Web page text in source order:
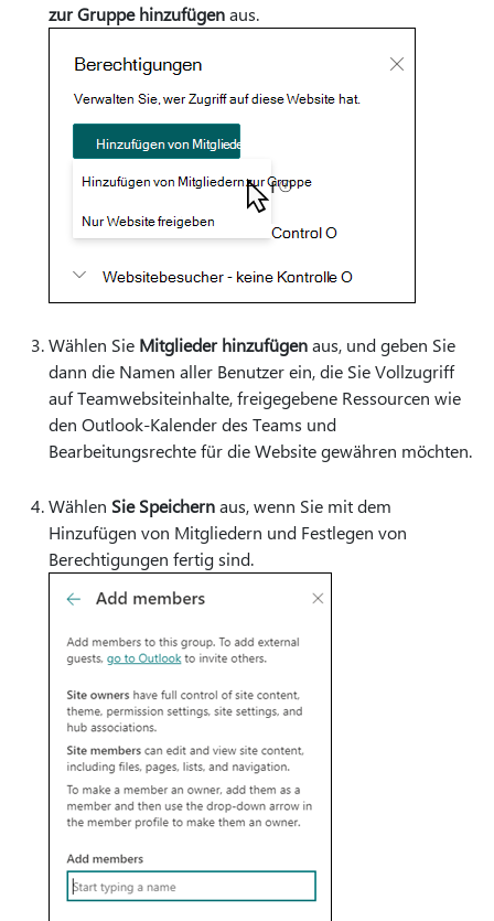
zur Gruppe hinzufügenaus.
Wählen Sie Mitglieder hinzufügenaus, und geben Sie
dann die Namen aller Benutzer ein, die Sie Vollzugriff
auf Teamwebsiteinhalte, freigegebene Ressourcen wie
den Outlook-Kalender des Teams und
Bearbeitungsrechte für die Website gewähren möchten.
Wählen Sie Speichernaus, wenn Sie mit dem
Hinzufügen von Mitgliedern und Festlegen von
Berechtigungen fertig sind.